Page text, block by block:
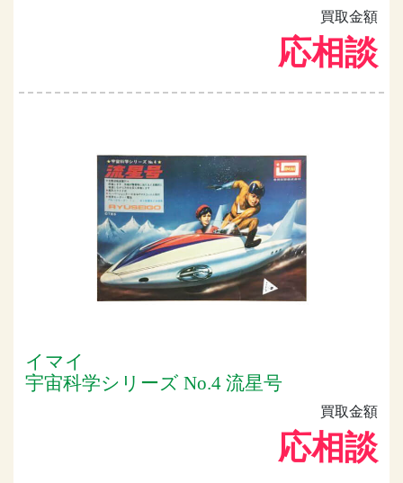
買取金額
応相談
イマイ
宇宙科学シリーズ No.4 流星号
買取金額
応相談